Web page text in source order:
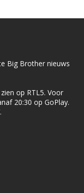
Big Brother nieuws
op RTL5. Voor
20:30 op GoPlay.